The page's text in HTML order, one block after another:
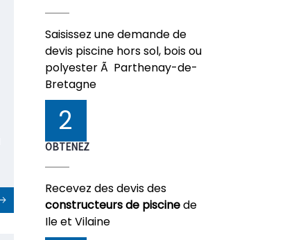
Saisissez une demande de
devis piscine hors sol, bois ou
polyester Ã Parthenay-de-
Bretagne
2
OBTENEZ
Recevez des devis des
constructeurs de piscinede
Ile et Vilaine